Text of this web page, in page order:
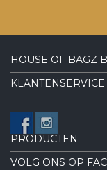
HOUSE OF BAGZ
KLANTENSERVICE
PRODUCTEN
VOLG ONS OP